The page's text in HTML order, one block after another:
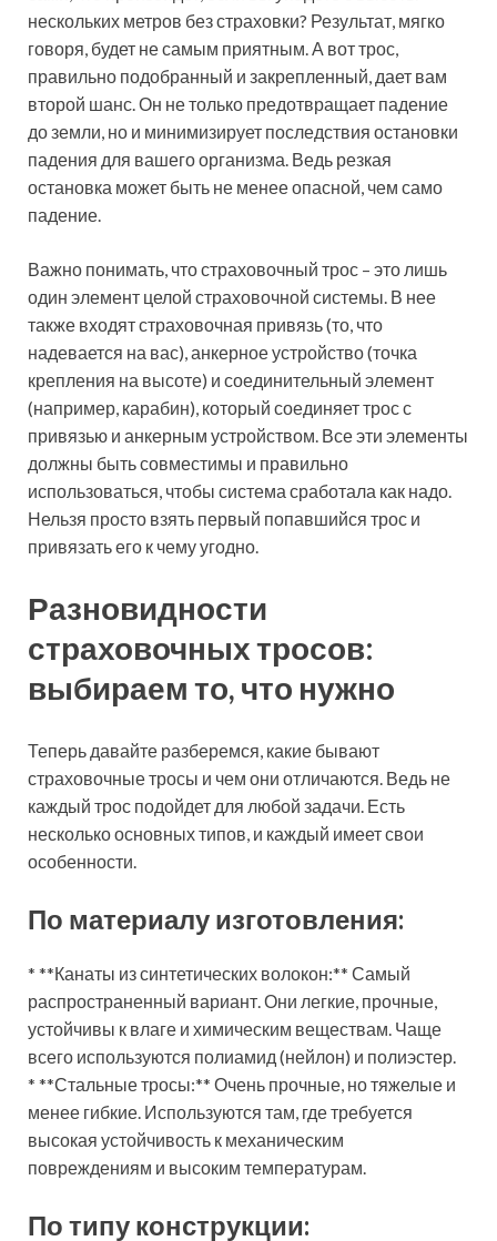
нескольких метров без страховки? Результат, мягко
говоря, будет не самым приятным. А вот трос,
правильно подобранный и закрепленный, дает вам
второй шанс. Он не только предотвращает падение
до земли, но и минимизирует последствия остановки
падения для вашего организма. Ведь резкая
остановка может быть не менее опасной, чем само
падение.
Важно понимать, что страховочный трос – это лишь
один элемент целой страховочной системы. В нее
также входят страховочная привязь (то, что
надевается на вас), анкерное устройство (точка
крепления на высоте) и соединительный элемент
(например, карабин), который соединяет трос с
привязью и анкерным устройством. Все эти элементы
должны быть совместимы и правильно
использоваться, чтобы система сработала как надо.
Нельзя просто взять первый попавшийся трос и
привязать его к чему угодно.
Разновидности
страховочных тросов:
выбираем то, что нужно
Теперь давайте разберемся, какие бывают
страховочные тросы и чем они отличаются. Ведь не
каждый трос подойдет для любой задачи. Есть
несколько основных типов, и каждый имеет свои
особенности.
По материалу изготовления:
* **Канаты из синтетических волокон:** Самый
распространенный вариант. Они легкие, прочные,
устойчивы к влаге и химическим веществам. Чаще
всего используются полиамид (нейлон) и полиэстер.
* **Стальные тросы:** Очень прочные, но тяжелые и
менее гибкие. Используются там, где требуется
высокая устойчивость к механическим
повреждениям и высоким температурам.
По типу конструкции: